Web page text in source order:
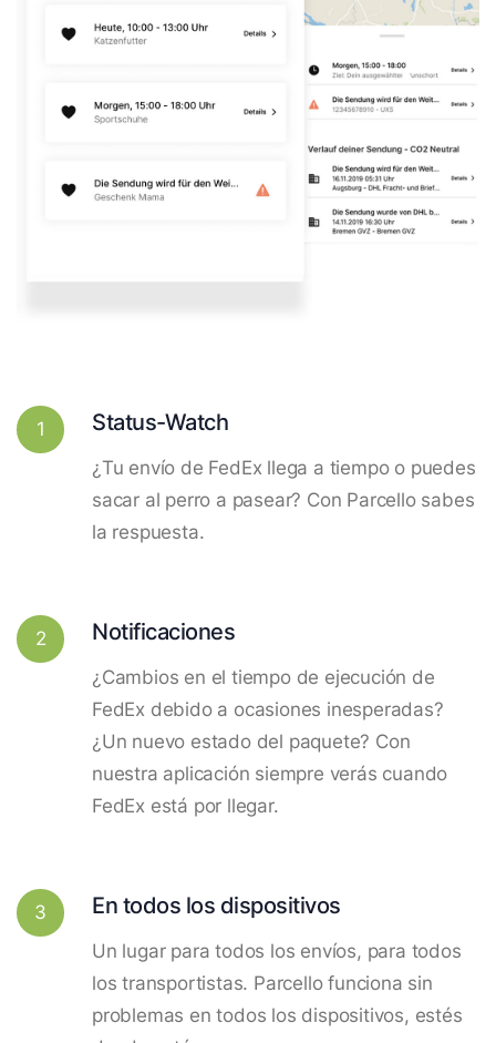
1 Status-Watch
¿Tu envío de FedEx llega a tiempo o puedes
sacar al perro a pasear? Con Parcello sabes
la respuesta.
2 Notificaciones
¿Cambios en el tiempo de ejecución de
FedEx debido a ocasiones inesperadas?
¿Un nuevo estado del paquete? Con
nuestra aplicación siempre verás cuando
FedEx está por llegar.
3 En todos los dispositivos
Un lugar para todos los envíos, para todos
los transportistas. Parcello funciona sin
problemas en todos los dispositivos, estés